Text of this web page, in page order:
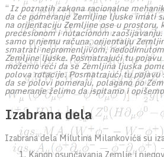
“Iz poznatih zakona racionalne
da će pomeranje Zemljine ljuske imati
na orijentaciju Zemljine ose u prostoru,
precesionom i nutacionom
samo o njemu računa, orijentaiju
smatrati nepromenljivom,
Zemljine ljuske. Posmatrajući tu
možemo reći da se Zemljina ljuska
polova rotacije. Posmatrajući tu pojavu
da se polovi pomeraju, polagano po
pomeranje želimo da ispitamo i
Izabrana dela
Izabrana dela Milutina Milankovića su